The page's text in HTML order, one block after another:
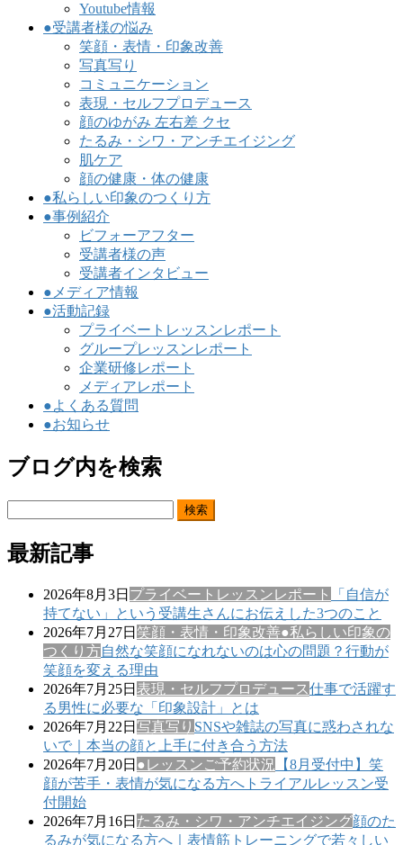
Youtube情報
●受講者様の悩み
笑顔・表情・印象改善
写真写り
コミュニケーション
表現・セルフプロデュース
顔のゆがみ 左右差 クセ
たるみ・シワ・アンチエイジング
肌ケア
顔の健康・体の健康
●私らしい印象のつくり方
●事例紹介
ビフォーアフター
受講者様の声
受講者インタビュー
●メディア情報
●活動記録
プライベートレッスンレポート
グループレッスンレポート
企業研修レポート
メディアレポート
●よくある質問
●お知らせ
ブログ内を検索
最新記事
2026年8月3日 プライベートレッスンレポート
「自信が
持てない」という受講生さんにお伝えした3つのこと
2026年7月27日 笑顔・表情・印象改善●私らしい印象の
つくり方自然な笑顔になれないのは心の問題？行動が
笑顔を変える理由
2026年7月25日 表現・セルフプロデュース仕事で活躍す
る男性に必要な「印象設計」とは
2026年7月22日 写真写り SNSや雑誌の写真に惑わされな
いで｜本当の顔と上手に付き合う方法
2026年7月20日 ●レッスンご予約状況
【8月受付中】笑
顔が苦手・表情が気になる方へトライアルレッスン受
付開始
2026年7月16日 たるみ・シワ・アンチエイジング顔のた
るみが気になる方へ｜表情筋トレーニングで若々しい